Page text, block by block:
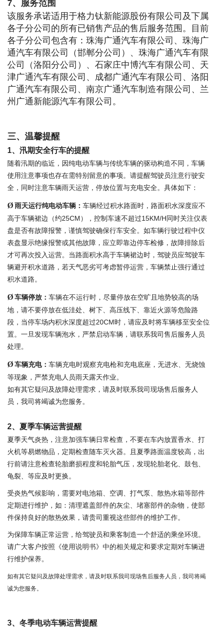
7、服务范围
该服务承诺适用于格力钛新能源股份有限公司及下属
各子分公司的所有已销售产品的售后服务范围。目前
各子分公司包含有：珠海广通汽车有限公司、珠海广
通汽车有限公司（邯郸分公司）、珠海广通汽车有限
公司（洛阳分公司）、石家庄中博汽车有限公司、天
津广通汽车有限公司、成都广通汽车有限公司、洛阳
广通汽车有限公司、南京广通汽车制造有限公司、兰
州广通新能源汽车有限公司。
三、温馨提醒
1、汛期安全行车的提醒
随着汛期的临近，因纯电动车辆与传统车辆的驱动构造不同，车辆
使用注意事项也存在需特别留意的事项。请提醒驾驶员注意行驶安
全，同时注意车辆雨天运营，停放位置与充电安全。具体如下：
Ø雨天运行纯电动车辆： 车辆经过积水路面时，路面积水深度应不
高于车辆裙边（约25CM），控制车速不超过15KM/H同时关注仪表
盘是否有故障报警，谨慎驾驶确保行车安全。如车辆行驶过程中仪
表盘显示绝缘报警或其他故障，应立即靠边停车检修，故障排除后
才可再次投入运营。当路面积水高于车辆裙边时，驾驶员应驾驶车
辆避开积水道路，若天气恶劣可考虑暂停运营，车辆禁止强行通过
积水道路。
Ø车辆停放： 车辆在不运行时，尽量停放在空旷且地势较高的场
地，请不要停放在低洼处、树下、高压线下、靠近火源等危险路
段，当停车场内积水深度超过20CM时，请应及时将车辆移至安全位
置。一旦发现车辆泡水，严禁启动车辆，请联系我司售后服务人员
处理。
Ø车辆充电： 车辆充电时观察充电枪和充电底座，无进水、无烧蚀
等现象，严禁充电人员雨天露天作业。
如有其它疑问及故障处理需求，请及时联系我司现场售后服务人
员，我司将竭诚为您服务。
2、夏季车辆运营提醒
夏季天气炎热，注意加强车辆日常检查，不要在车内放置香水、打
火机等易燃物品，定期检查随车灭火器。且夏季路面温度较高，出
行前请注意检查轮胎磨损程度和轮胎气压，发现轮胎老化、鼓包、
龟裂、等应及时更换。
受炎热气候影响，需要对电池箱、空调、打气泵、散热水箱等部件
定期进行维护，如：清理遮盖部件的灰尘、堵塞部件的杂物，使部
件保持良好的散热效果，请贵司重视这些部件的维护工作。
为保障车辆正常运营，给驾驶员和乘客制造一个舒适的乘坐环境。
请广大客户按照《使用说明书》中的相关规定和要求定期对车辆进
行维护保养。
如有其它疑问及故障处理需求，请及时联系我司现场售后服务人员，我司将竭
诚为您服务。
3、冬季电动车辆运营提醒